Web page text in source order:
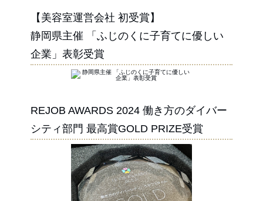
【美容室運営会社 初受賞】
静岡県主催 「ふじのくに子育てに優しい
企業」表彰受賞
REJOB AWARDS 2024 働き方のダイバー
シティ部門 最高賞GOLD PRIZE受賞